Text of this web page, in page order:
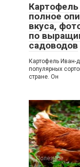
полное
вкуса,
по
садоводов
Картофель Иван-
популярных
стране. Он
Полезное